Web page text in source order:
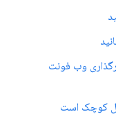
وب فونت
است